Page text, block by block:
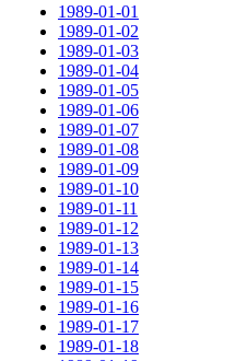
1989-01-01
1989-01-02
1989-01-03
1989-01-04
1989-01-05
1989-01-06
1989-01-07
1989-01-08
1989-01-09
1989-01-10
1989-01-11
1989-01-12
1989-01-13
1989-01-14
1989-01-15
1989-01-16
1989-01-17
1989-01-18